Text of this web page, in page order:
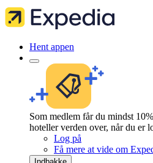
Hent appen
Som medlem får du mindst
hoteller verden over, når du er
Log på
Få mere at vide om